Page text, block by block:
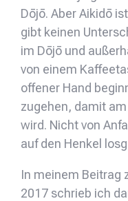
Dōjō. Aber Aikidō
gibt keinen
im Dōjō und
von einem
offener Hand
zugehen, damit
wird. Nicht von
auf den Henkel
In meinem Beitrag
2017 schrieb ich